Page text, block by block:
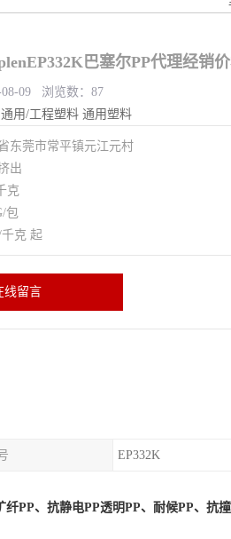
巴塞尔PP代理经销
08-09 浏览数：87
通用/工程塑料 通用塑料
东莞市常平镇元江元村
出
克
包
千克 起
线留言
EP332K
PP、抗静电PP透明PP、耐候PP、抗